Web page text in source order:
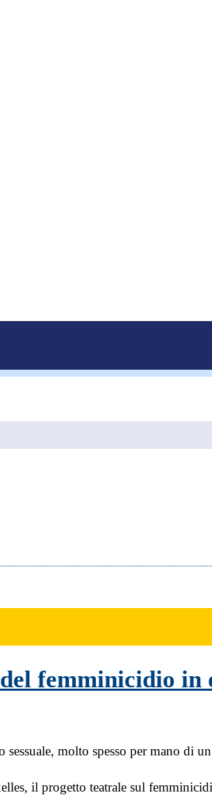
femminicidio in
molto spesso per mano di
il progetto teatrale sul